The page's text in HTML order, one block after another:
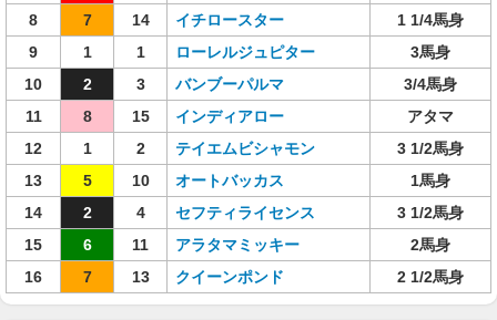
8
7 14 イチロースター
1 1/4馬身
9
1 1 ローレルジュピター
3馬身
10
2 3 バンブーパルマ
3/4馬身
11
8 15 インディアロー
アタマ
12
1 2 テイエムビシャモン
3 1/2馬身
13
5 10 オートバッカス
1馬身
14
2 4 セフティライセンス
3 1/2馬身
15
6 11 アラタマミッキー
2馬身
16
7 13 クイーンポンド 2 1/2馬身